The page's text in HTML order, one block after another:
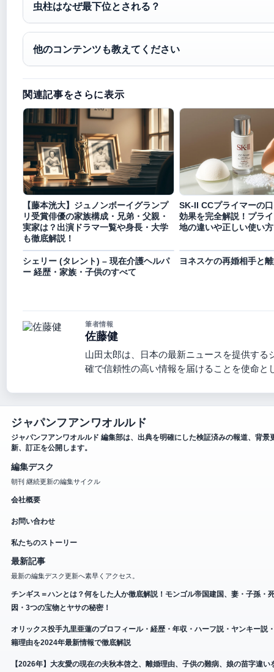
虫柱はなぜ最下位とされる？
他のコンテンツも教えてください
関連記事をさらに表示
【藤本洸大】ジュノンボーイグランプ
リ受賞俳優の家族構成・兄弟・父親・
実家は？出演ドラマ一覧や身長・大学
も徹底解説！
SK-II CCプライマーの
効果を完全解説！プラ
地の違いや正しい使い
シェリー (タレント) – 現在介護ヘルパ
ー 経歴・家族・子供のすべて
ヨネスケの再婚相手と
筆者情報
佐藤健
山田太郎は、日本の最新ニュースを提供す
確で信頼性の高い情報を届けることを使命と
ジャパンフアンワオルルド
ジャパンフアンワオルルド 編集部は、出典を明確にした検証済みの報道、背景
新、訂正を公開します。
編集デスク
朝刊 継続更新の編集サイクル
会社概要
お問い合わせ
私たちのストーリー
最新記事
最新の編集デスク更新へ素早くアクセス。
チンギス＝ハンとは？何をした人か徹底解説！モンゴル帝国建国、妻・子孫・
因・3つの宝物とヤサの秘密！
オリックス投手九里亜蓮のプロフィール・経歴・年収・ハーフ説・ヤンキー説
籍理由を2024年最新情報で徹底解説
【2026年】大友愛の現在の夫秋本啓之、離婚理由、子供の難病、娘の苗字違い